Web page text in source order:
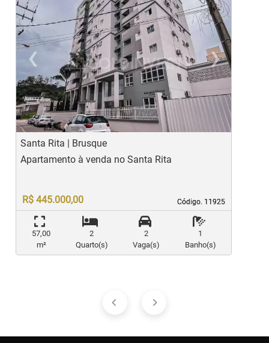
‹
Previous
›
Santa Rita | Brusque
Código. 11925
Código. 11925
Apartamento à venda no Santa Rita
R$ 445.000,00
57,00
m²
2
Quarto(s)
2
Vaga(s)
1
Banho(s)